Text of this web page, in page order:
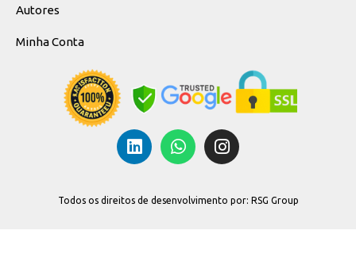
Autores
Minha Conta
Todos os direitos de desenvolvimento por: RSG Group